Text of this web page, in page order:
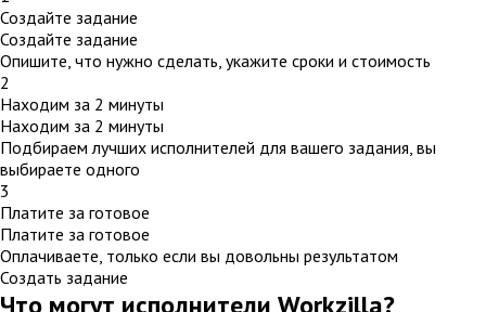
Создайте задание
Создайте задание
Опишите, что нужно сделать, укажите сроки и стоимость
2
Находим за 2 минуты
Находим за 2 минуты
Подбираем лучших исполнителей для вашего задания, вы
выбираете одного
3
Платите за готовое
Платите за готовое
Оплачиваете, только если вы довольны результатом
Создать задание
Что могут исполнители Workzilla?